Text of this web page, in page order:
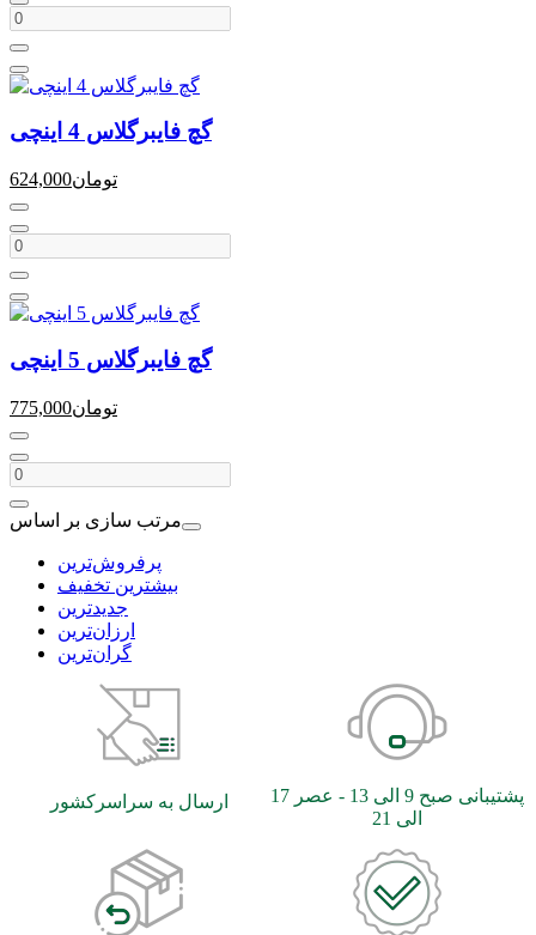
گچ فایبرگلاس 4 اینچی
624,000تومان
گچ فایبرگلاس 5 اینچی
775,000تومان
مرتب سازی بر اساس
بیشترین تخفیف
جدیدترین
ارزان‌ترین
گران‌ترین
ارسال به سراسرکشور
پشتیبانی صبح 9 الی 13 - عصر 17
الی 21